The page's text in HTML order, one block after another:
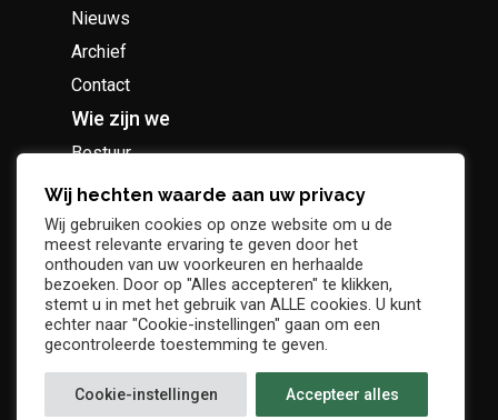
Nieuws
Archief
Contact
Wie zijn we
Bestuur
Geschiedenis
Supportersclub
Socio Business Club
Wij hechten waarde aan uw privacy
Wij gebruiken cookies op onze website om u de
meest relevante ervaring te geven door het
onthouden van uw voorkeuren en herhaalde
bezoeken. Door op "Alles accepteren" te klikken,
stemt u in met het gebruik van ALLE cookies. U kunt
echter naar "Cookie-instellingen" gaan om een
gecontroleerde toestemming te geven.
Cookie-instellingen Accepteer alles